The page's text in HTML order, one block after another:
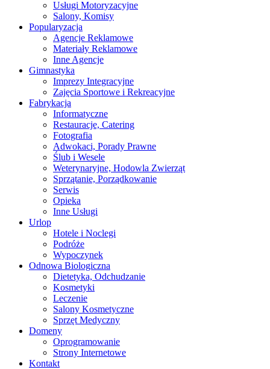
Usługi Motoryzacyjne
Salony, Komisy
Popularyzacja
Agencje Reklamowe
Materiały Reklamowe
Inne Agencje
Gimnastyka
Imprezy Integracyjne
Zajęcia Sportowe i Rekreacyjne
Fabrykacja
Informatyczne
Restauracje, Catering
Fotografia
Adwokaci, Porady Prawne
Ślub i Wesele
Weterynaryjne, Hodowla Zwierząt
Sprzątanie, Porządkowanie
Serwis
Opieka
Inne Usługi
Urlop
Hotele i Noclegi
Podróże
Wypoczynek
Odnowa Biologiczna
Dietetyka, Odchudzanie
Kosmetyki
Leczenie
Salony Kosmetyczne
Sprzęt Medyczny
Domeny
Oprogramowanie
Strony Internetowe
Kontakt